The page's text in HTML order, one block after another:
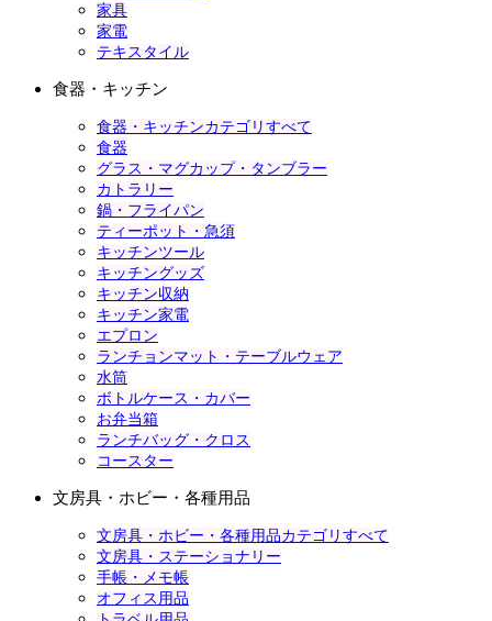
家具
家電
テキスタイル
食器・キッチン
食器・キッチンカテゴリすべて
食器
グラス・マグカップ・タンブラー
カトラリー
鍋・フライパン
ティーポット・急須
キッチンツール
キッチングッズ
キッチン収納
キッチン家電
エプロン
ランチョンマット・テーブルウェア
水筒
ボトルケース・カバー
お弁当箱
ランチバッグ・クロス
コースター
文房具・ホビー・各種用品
文房具・ホビー・各種用品カテゴリすべて
文房具・ステーショナリー
手帳・メモ帳
オフィス用品